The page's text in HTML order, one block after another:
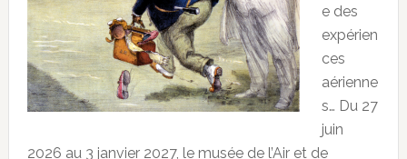
e des
expérien
ces
aérienne
s… Du 27
juin
2026 au 3 janvier 2027, le musée de l’Air et de